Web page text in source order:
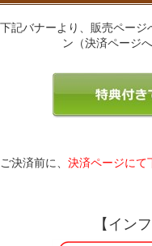
下記バナーより、販売ページ
ン（決済ページ
ご決済前に、 決済ページにて
【イン